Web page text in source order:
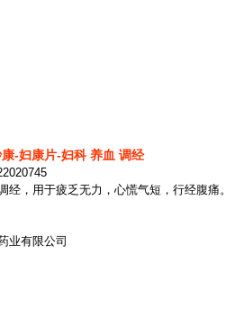
-妇康片-妇科 养血 调经
经，用于疲乏无力，心慌气短，行经腹痛。
业有限公司